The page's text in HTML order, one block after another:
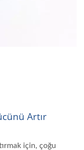
Artır
için, çoğu